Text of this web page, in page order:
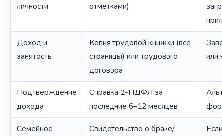
личности
отметками)
Доход и
занятость
Копия трудовой книжки (все
страницы) или трудового
договора
или
Подтверждение
дохода
Справка 2-НДФЛ за
последние 6–12 месяцев
Семейное
Свидетельство о браке/